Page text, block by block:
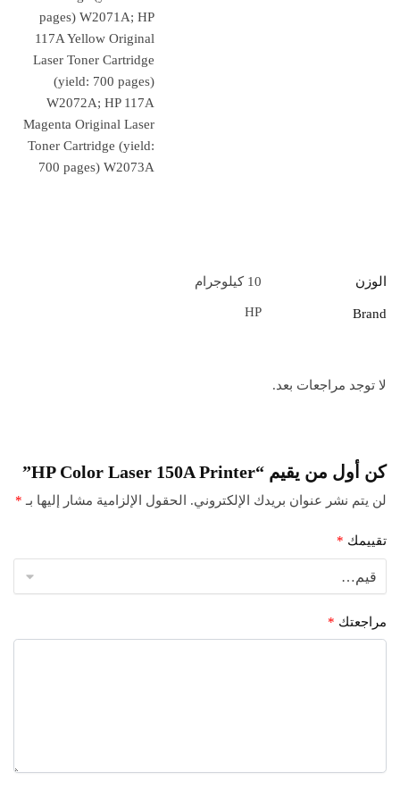
pages) W2071A; HP
117A Yellow Original
Laser Toner Cartridge
(yield: 700 pages)
W2072A; HP 117A
Magenta Original Laser
Toner Cartridge (yield:
700 pages) W2073A
الوزن 10 كيلوجرام
Brand
HP
لا توجد مراجعات بعد.
كن أول من يقيم “HP Color Laser 150A Printer”
لن يتم نشر عنوان بريدك الإلكتروني. الحقول الإلزامية مشار إليها بـ *
تقييمك *
مراجعتك *